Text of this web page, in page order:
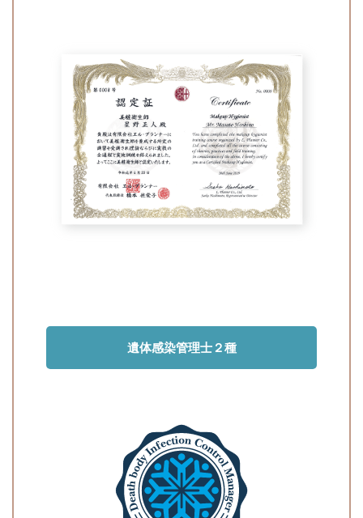
遺体感染管理士２種